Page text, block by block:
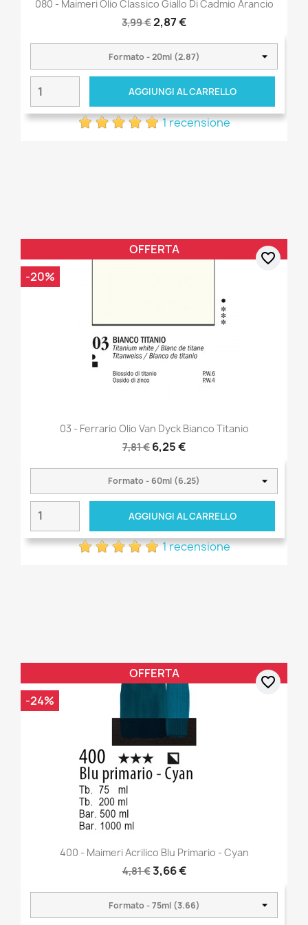
080 - Maimeri Olio Classico Giallo Di Cadmio Arancio
3,99 €2,87 €
AGGIUNGI AL CARRELLO
1 recensione
03 - Ferrario Olio Van Dyck Bianco Titanio
7,81 € 6,25 €
AGGIUNGI AL CARRELLO
1 recensione
OFFERTA
-20%
favorite_border
400 - Maimeri Acrilico Blu Primario - Cyan
4,81 €3,66 €
OFFERTA
-24%
favorite_border